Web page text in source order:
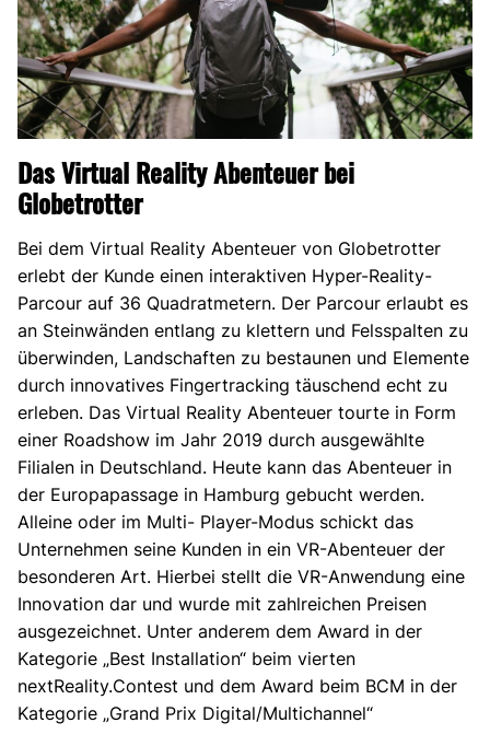
Das Virtual Reality Abenteuer bei
Globetrotter
Bei dem Virtual Reality Abenteuer von Globetrotter
erlebt der Kunde einen interaktiven Hyper-Reality-
Parcour auf 36 Quadratmetern. Der Parcour erlaubt es
an Steinwänden entlang zu klettern und Felsspalten zu
überwinden, Landschaften zu bestaunen und Elemente
durch innovatives Fingertracking täuschend echt zu
erleben. Das Virtual Reality Abenteuer tourte in Form
einer Roadshow im Jahr 2019 durch ausgewählte
Filialen in Deutschland. Heute kann das Abenteuer in
der Europapassage in Hamburg gebucht werden.
Alleine oder im Multi- Player-Modus schickt das
Unternehmen seine Kunden in ein VR-Abenteuer der
besonderen Art. Hierbei stellt die VR-Anwendung eine
Innovation dar und wurde mit zahlreichen Preisen
ausgezeichnet. Unter anderem dem Award in der
Kategorie „Best Installation“ beim vierten
nextReality.Contest und dem Award beim BCM in der
Kategorie „Grand Prix Digital/Multichannel“